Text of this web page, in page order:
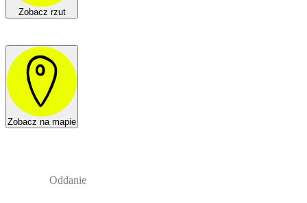
Zobacz rzut
Zobacz na mapie
Oddanie